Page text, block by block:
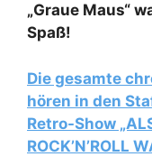
„Graue Maus“
Spaß!
Die gesamte
hören in den
Retro-Show
ROCK’N’ROLL